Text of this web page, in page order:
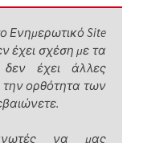
Ενημερωτικό Site
έχει σχέση με τα
έχει άλλες
ορθότητα των
να μας